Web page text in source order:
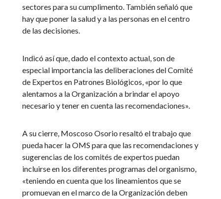
sectores para su cumplimento. También señaló que
hay que poner la salud y a las personas en el centro
de las decisiones.
Indicó así que, dado el contexto actual, son de
especial importancia las deliberaciones del Comité
de Expertos en Patrones Biológicos, «por lo que
alentamos a la Organización a brindar el apoyo
necesario y tener en cuenta las recomendaciones».
A su cierre, Moscoso Osorio resaltó el trabajo que
pueda hacer la OMS para que las recomendaciones y
sugerencias de los comités de expertos puedan
incluirse en los diferentes programas del organismo,
«teniendo en cuenta que los lineamientos que se
promuevan en el marco de la Organización deben